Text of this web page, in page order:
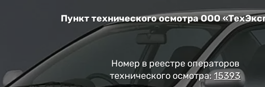
Пункт технического осмотра ООО
Номер в реестре операторов
технического осмотра: 15393